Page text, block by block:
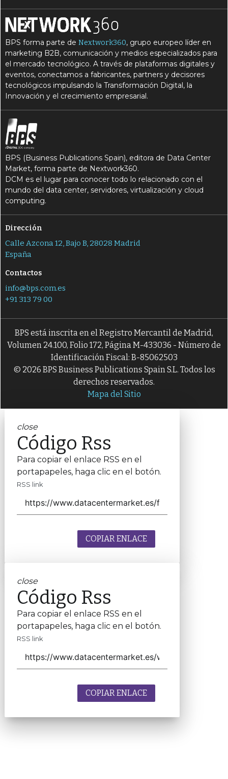
T Tecnología
BPS forma parte deNextwork360, grupo europeo líder en
marketing B2B, comunicación y medios especializados para
el mercado tecnológico. A través de plataformas digitales y
eventos, conectamos a fabricantes, partners y decisores
tecnológicos impulsando la Transformación Digital, la
Innovación y el crecimiento empresarial.
BPS (Business Publications Spain), editora de Data Center
Market, forma parte de Nextwork360.
DCM es el lugar para conocer todo lo relacionado con el
mundo del data center, servidores, virtualización y cloud
computing.
Dirección
Calle Azcona 12, Bajo B, 28028 Madrid
España
Contactos
info@bps.com.es
+91 313 79 00
BPS está inscrita en el Registro Mercantil de Madrid,
Volumen 24.100, Folio 172, Página M-433036 - Número de
Identificación Fiscal: B-85062503
© 2026 BPS Business Publications Spain S.L. Todos los
derechos reservados.
Mapa del Sitio
close
Código Rss
Para copiar el enlace RSS en el
portapapeles, haga clic en el botón.
RSS link
COPIAR ENLACE
close
Código Rss
Para copiar el enlace RSS en el
portapapeles, haga clic en el botón.
RSS link
COPIAR ENLACE